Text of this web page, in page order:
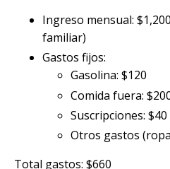
Ingreso mensual:
familiar)
Gastos fijos:
Gasolina: $120
Comida fuera:
Suscripciones: $40
Otros gastos
Total gastos: $660